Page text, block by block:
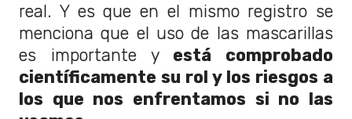
real. Y es que en el mismo registro se
menciona que el uso de las mascarillas
es importante y está comprobado
científicamente su rol y los riesgos a
los que nos enfrentamos si no las